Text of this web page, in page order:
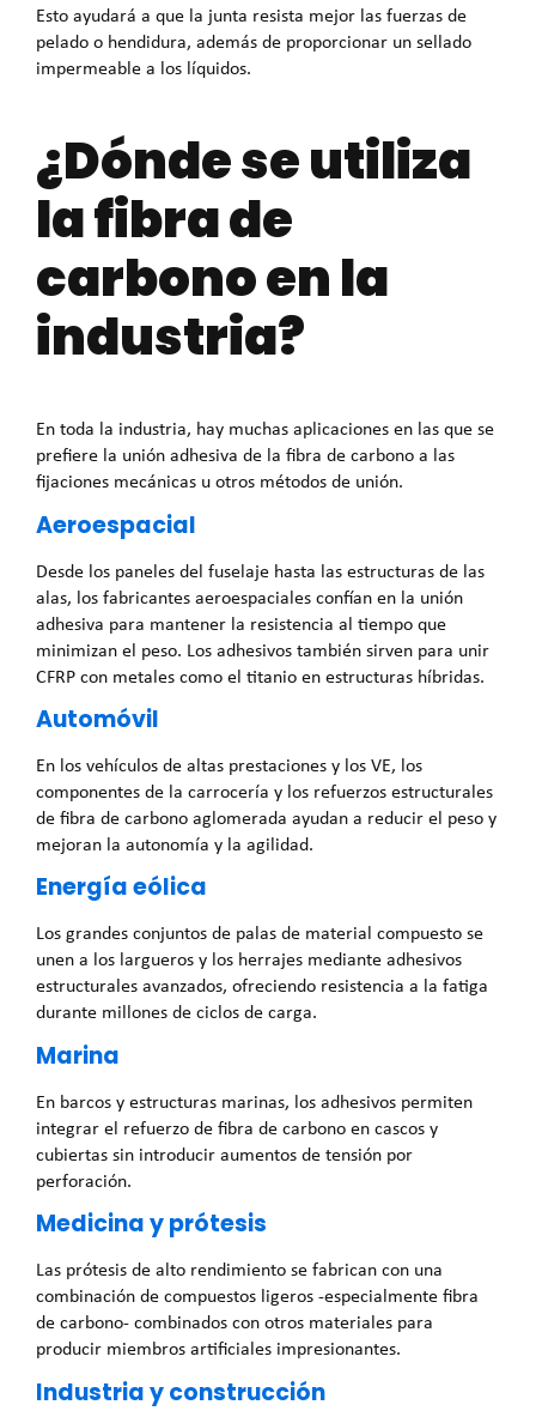
Esto ayudará a que la junta resista mejor las fuerzas de
pelado o hendidura, además de proporcionar un sellado
impermeable a los líquidos.
¿Dónde se utiliza
la fibra de
carbono en la
industria?
En toda la industria, hay muchas aplicaciones en las que se
prefiere la unión adhesiva de la fibra de carbono a las
fijaciones mecánicas u otros métodos de unión.
Aeroespacial
Desde los paneles del fuselaje hasta las estructuras de las
alas, los fabricantes aeroespaciales confían en la unión
adhesiva para mantener la resistencia al tiempo que
minimizan el peso. Los adhesivos también sirven para unir
CFRP con metales como el titanio en estructuras híbridas.
Automóvil
En los vehículos de altas prestaciones y los VE, los
componentes de la carrocería y los refuerzos estructurales
de fibra de carbono aglomerada ayudan a reducir el peso y
mejoran la autonomía y la agilidad.
Energía eólica
Los grandes conjuntos de palas de material compuesto se
unen a los largueros y los herrajes mediante adhesivos
estructurales avanzados, ofreciendo resistencia a la fatiga
durante millones de ciclos de carga.
Marina
En barcos y estructuras marinas, los adhesivos permiten
integrar el refuerzo de fibra de carbono en cascos y
cubiertas sin introducir aumentos de tensión por
perforación.
Medicina y prótesis
Las prótesis de alto rendimiento se fabrican con una
combinación de compuestos ligeros -especialmente fibra
de carbono- combinados con otros materiales para
producir miembros artificiales impresionantes.
Industria y construcción